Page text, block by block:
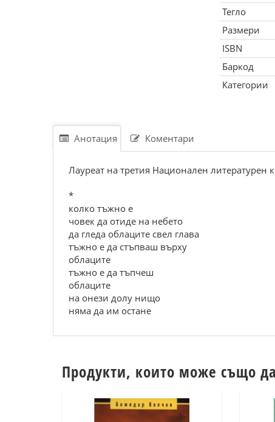
Тегло
Размери
ISBN
Баркод
Категории
Анотация Коментари
Лауреат на третия Национален литературен
*
колко тъжно е
човек да отиде на небето
да гледа облаците свел глава
тъжно е да стъпваш върху
облаците
тъжно е да тъпчеш
облаците
на онези долу нищо
няма да им остане
Продукти, които може също